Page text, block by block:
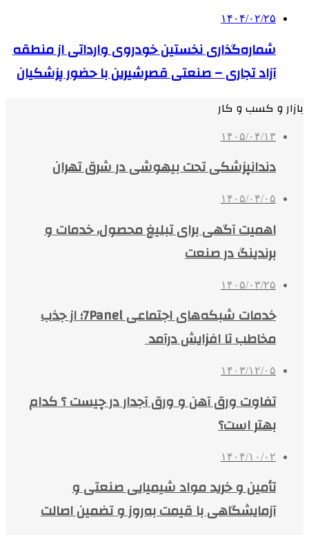
۱۴۰۴/۰۲/۲۵
شماره‌گذاری نخستین خودروی وارداتی از منطقه
آزاد تجاری – صنعتی قصرشیرین با حضور پزشکیان
بازار و کسب و کار
۱۴۰۵/۰۴/۱۳
دندانپزشکی تحت بیهوشی در شرق تهران
۱۴۰۵/۰۴/۰۵
اهمیت آگهی برای تبلیغ محصول، خدمات و
برندینگ در صنعت
۱۴۰۵/۰۳/۲۵
خدمات شبکه‌های اجتماعی 7Panel؛ از جذب
مخاطب تا افزایش درآمد
۱۴۰۳/۱۲/۰۵
تفاوت ورق آهن و ورق آجدار در چیست ؟ کدام
بهتر است؟
۱۴۰۴/۱۰/۰۲
تأمین و خرید مواد شیمیایی صنعتی و
آزمایشگاهی با قیمت به‌روز و تضمین اصالت